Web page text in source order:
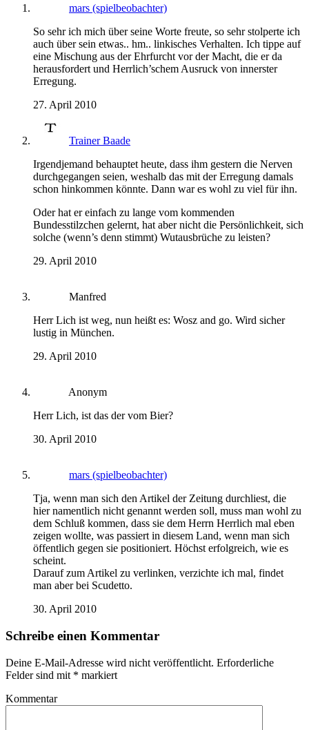
mars (spielbeobachter)
So sehr ich mich über seine Worte freute, so sehr stolperte ich
auch über sein etwas.. hm.. linkisches Verhalten. Ich tippe auf
eine Mischung aus der Ehrfurcht vor der Macht, die er da
herausfordert und Herrlich’schem Ausruck von innerster
Erregung.
27. April 2010
Trainer Baade
Irgendjemand behauptet heute, dass ihm gestern die Nerven
durchgegangen seien, weshalb das mit der Erregung damals
schon hinkommen könnte. Dann war es wohl zu viel für ihn.
Oder hat er einfach zu lange vom kommenden
Bundesstilzchen gelernt, hat aber nicht die Persönlichkeit, sich
solche (wenn’s denn stimmt) Wutausbrüche zu leisten?
29. April 2010
Manfred
Herr Lich ist weg, nun heißt es: Wosz and go. Wird sicher
lustig in München.
29. April 2010
Anonym
Herr Lich, ist das der vom Bier?
30. April 2010
mars (spielbeobachter)
Tja, wenn man sich den Artikel der Zeitung durchliest, die
hier namentlich nicht genannt werden soll, muss man wohl zu
dem Schluß kommen, dass sie dem Herrn Herrlich mal eben
zeigen wollte, was passiert in diesem Land, wenn man sich
öffentlich gegen sie positioniert. Höchst erfolgreich, wie es
scheint.
Darauf zum Artikel zu verlinken, verzichte ich mal, findet
man aber bei Scudetto.
30. April 2010
Schreibe einen Kommentar
Deine E-Mail-Adresse wird nicht veröffentlicht. Erforderliche
Felder sind mit * markiert
Kommentar